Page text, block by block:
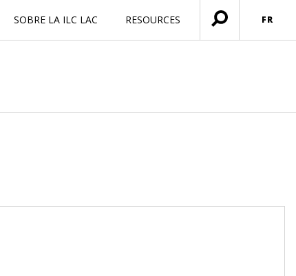
SOBRE LA ILC LAC RESOURCES
Ouvrir
menu
FR